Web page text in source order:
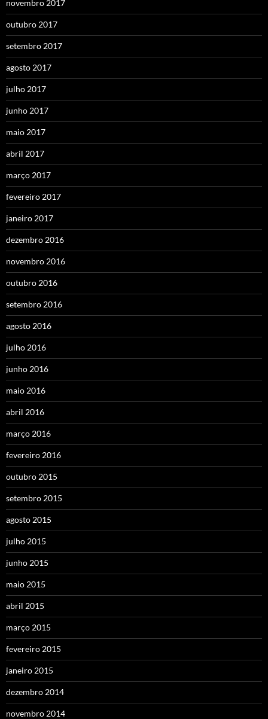
novembro 2017
outubro 2017
setembro 2017
agosto 2017
julho 2017
junho 2017
maio 2017
abril 2017
março 2017
fevereiro 2017
janeiro 2017
dezembro 2016
novembro 2016
outubro 2016
setembro 2016
agosto 2016
julho 2016
junho 2016
maio 2016
abril 2016
março 2016
fevereiro 2016
outubro 2015
setembro 2015
agosto 2015
julho 2015
junho 2015
maio 2015
abril 2015
março 2015
fevereiro 2015
janeiro 2015
dezembro 2014
novembro 2014